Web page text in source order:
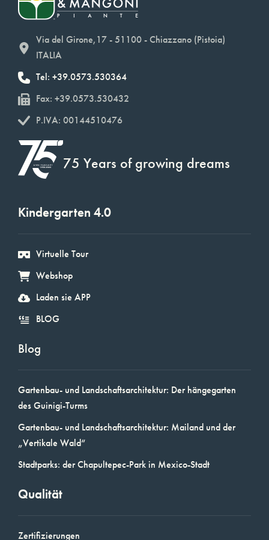
Via del Girone,17 - 51100 - Chiazzano (Pistoia)
ITALIA
Tel: +39.0573.530364
Fax: +39.0573.530432
P.IVA: 00144510476
75 Years of growing dreams
Kindergarten 4.0
Virtuelle Tour
Webshop
Laden sie APP
BLOG
Blog
Gartenbau- und Landschaftsarchitektur: Der hängegarten
des Guinigi-Turms
Gartenbau- und Landschaftsarchitektur: Mailand und der
„Vertikale Wald“
Stadtparks: der Chapultepec-Park in Mexico-Stadt
Qualität
Zertifizierungen